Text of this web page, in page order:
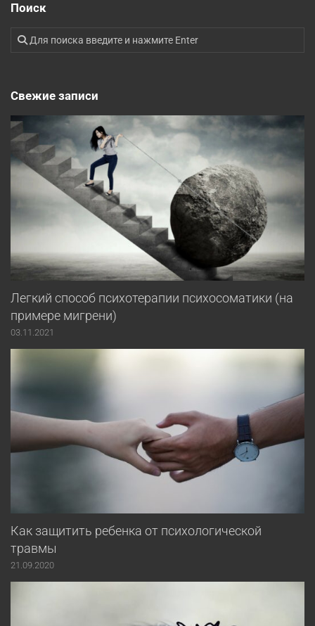
Поиск
Свежие записи
Легкий способ психотерапии психосоматики (на
примере мигрени)
03.11.2021
Как защитить ребенка от психологической
травмы
21.09.2020